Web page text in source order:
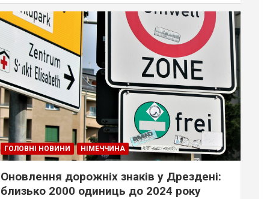
ГОЛОВНІ НОВИНИ НІМЕЧЧИНА
Оновлення дорожніх знаків у Дрездені:
близько 2000 одиниць до 2024 року